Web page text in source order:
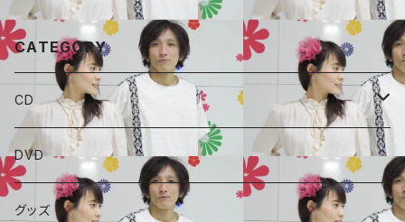
CATEGORY
CD
ALBAUM
A for-Real
SINGLE
DVD
グッズ